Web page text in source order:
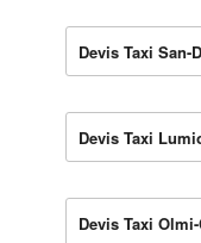
Devis Taxi San-
Devis Taxi
Devis Taxi